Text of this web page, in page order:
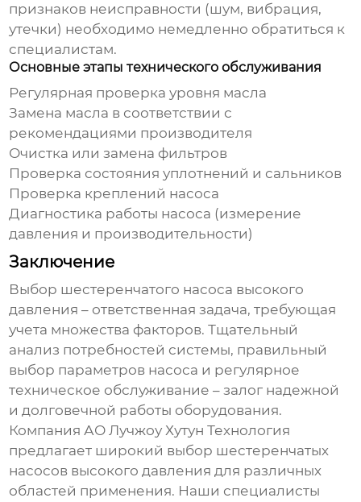
признаков неисправности (шум, вибрация,
утечки) необходимо немедленно обратиться к
специалистам.
Основные этапы технического обслуживания
Регулярная проверка уровня масла
Замена масла в соответствии с
рекомендациями производителя
Очистка или замена фильтров
Проверка состояния уплотнений и сальников
Проверка креплений насоса
Диагностика работы насоса (измерение
давления и производительности)
Заключение
Выбор шестеренчатого насоса высокого
давления – ответственная задача, требующая
учета множества факторов. Тщательный
анализ потребностей системы, правильный
выбор параметров насоса и регулярное
техническое обслуживание – залог надежной
и долговечной работы оборудования.
Компания АО Лучжоу Хутун Технология
предлагает широкий выбор шестеренчатых
насосов высокого давления для различных
областей применения. Наши специалисты